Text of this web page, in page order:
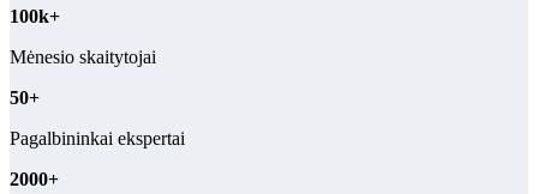
100k+
Mėnesio skaitytojai
50+
Pagalbininkai ekspertai
2000+